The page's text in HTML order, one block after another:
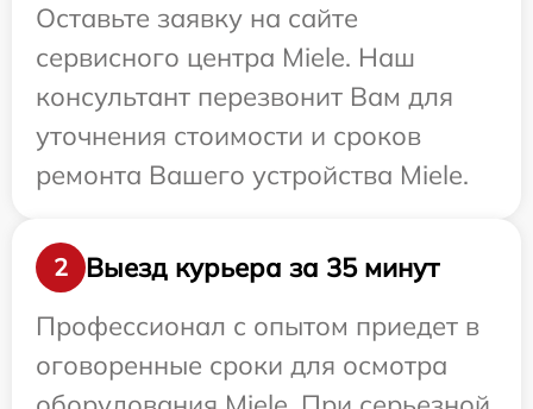
Оставьте заявку на сайте
сервисного центра Miele. Наш
консультант перезвонит Вам для
уточнения стоимости и сроков
ремонта Вашего устройства Miele.
2
Выезд курьера за 35 минут
Профессионал с опытом приедет в
оговоренные сроки для осмотра